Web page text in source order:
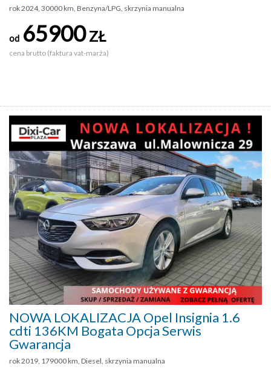
rok 2024, 30000 km, Benzyna/LPG, skrzynia manualna
od 65900ZŁ
cena brutto (faktura vat-marża)
NOWA LOKALIZACJA Opel Insignia 1.6
cdti 136KM Bogata Opcja Serwis
Gwarancja
rok 2019, 179000 km, Diesel, skrzynia manualna